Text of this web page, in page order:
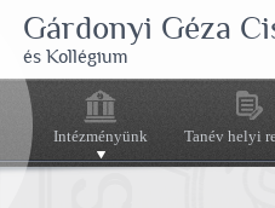
Gárdonyi Géza
és Kollégium
Intézményünk Tanév helyi